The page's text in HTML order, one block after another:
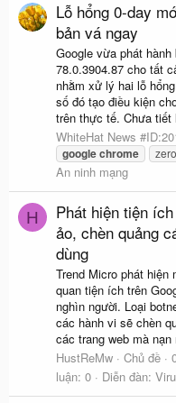
Lỗ hổng 0-day
bản vá ngay
Google vừa phát
78.0.3904.87 cho tất
nhằm xử lý hai lỗ
số đó tạo điều kiện
trên thực tế. Chưa tiết
WhiteHat News
googlechrome
An ninh mạng
H
Phát hiện tiện
ảo, chèn quảng
dùng
Trend Micro phát hiện
quan tiện ích trên
nghìn người. Loại
các hành vi sẽ chèn
các trang web mà
HustReMw
Chủ đề
luận: 0
Diễn đàn: